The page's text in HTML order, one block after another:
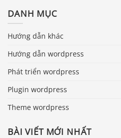
DANH MỤC
Hướng dẫn khác
Hướng dẫn wordpress
Phát triển wordpress
Plugin wordpress
Theme wordpress
BÀI VIẾT MỚI NHẤT